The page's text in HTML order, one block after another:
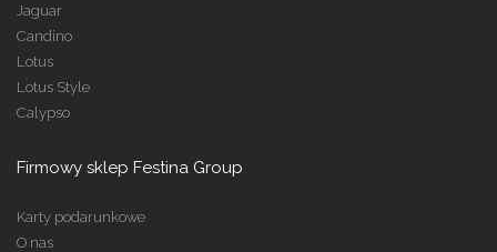
Jaguar
Candino
Lotus
Lotus Style
Calypso
Firmowy sklep Festina Group
Karty podarunkowe
O nas